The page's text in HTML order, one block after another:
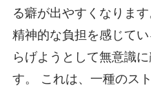
る癖が出やすくなりま
精神的な負担を感じて
らげようとして無意識
す。 これは、一種のス